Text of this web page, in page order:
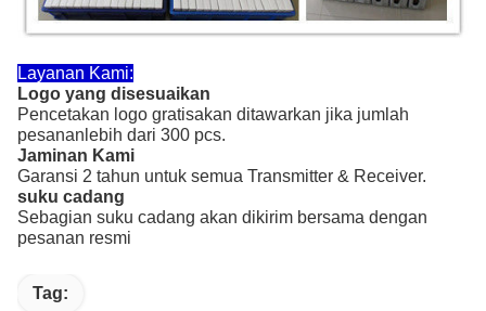
Layanan Kami:
Logo yang disesuaikan
Pencetakan logo gratisakan ditawarkan jika jumlah
pesanan lebih dari 300 pcs.
Jaminan Kami
Garansi 2 tahun untuk semua Transmitter & Receiver.
suku cadang
Sebagian suku cadang akan dikirim bersama dengan
pesanan resmi
Tag: